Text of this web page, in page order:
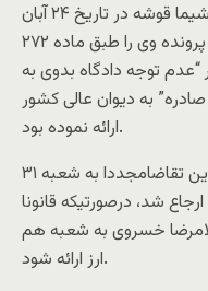
وکیل پرونده غلامرضا خسروی، خانم شیما قوشه در تاریخ ۲۴ آبان
ماه سال جاری تقاضای اعاده دادرسی پرونده وی را طبق ماده ۲۷۲
“عدم توجه دادگاه بدوی به
به دیوان عالی کشور
ارائه نموده بود.
ولی در اقدامی غیر قانونی و نامتعارف این تقاضامجددا به شعبه ۳۱
شد، درصورتیکه قانونا
خسروی به شعبه هم
ارز ارائه شود.